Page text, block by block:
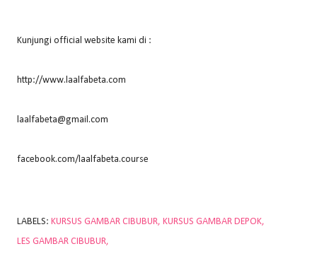
Kunjungi official website kami di :
http://www.laalfabeta.com
laalfabeta@gmail.com
facebook.com/laalfabeta.course
LABELS: KURSUS GAMBAR CIBUBUR KURSUS GAMBAR DEPOK
LES GAMBAR CIBUBUR